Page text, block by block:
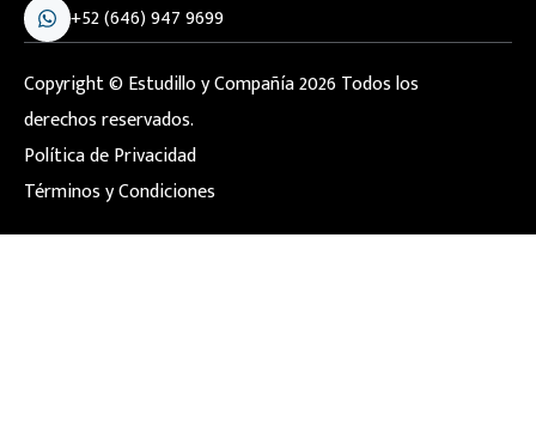
+52 (646) 947 9699
Copyright © Estudillo y Compañía 2026 Todos los
derechos reservados.
Política de Privacidad
Términos y Condiciones